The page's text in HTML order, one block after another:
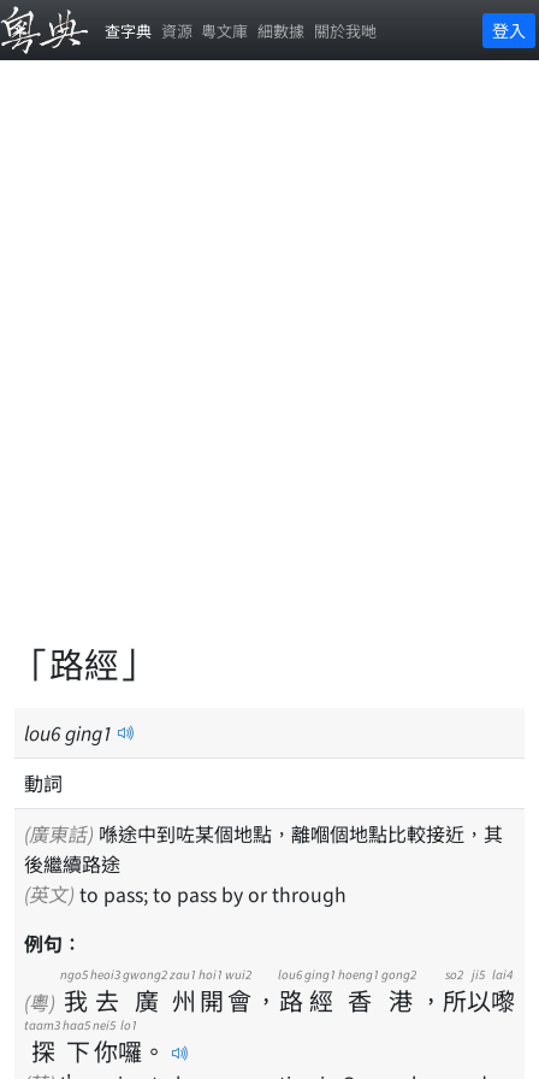
查字典 資源 粵文庫 細數據 關於我哋 登入
「路經」
lou6ging1
動詞
(廣東話)
後繼續路途
(英文) to pass; to pass by or through
例句：
(粵) 我
ngo5
去
heoi3
廣
gwong2
州
zau1
開
hoi1
會
wui2
， 路
lou6
經
ging1
香
hoeng1
港
gong2
， 所
so2
以
ji5
嚟
lai4
探
taam3
下
haa5
你
nei5
囉
lo1
。